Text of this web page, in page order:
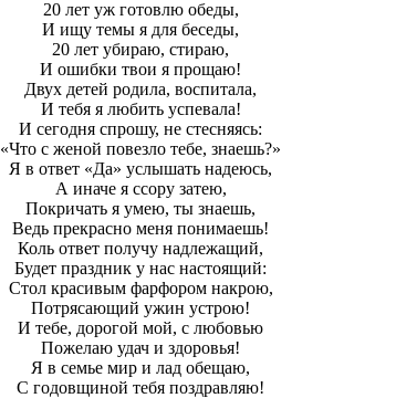
20 лет уж готовлю обеды,
И ищу темы я для беседы,
20 лет убираю, стираю,
И ошибки твои я прощаю!
Двух детей родила, воспитала,
И тебя я любить успевала!
И сегодня спрошу, не стесняясь:
«Что с женой повезло тебе, знаешь?»
Я в ответ «Да» услышать надеюсь,
А иначе я ссору затею,
Покричать я умею, ты знаешь,
Ведь прекрасно меня понимаешь!
Коль ответ получу надлежащий,
Будет праздник у нас настоящий:
Стол красивым фарфором накрою,
Потрясающий ужин устрою!
И тебе, дорогой мой, с любовью
Пожелаю удач и здоровья!
Я в семье мир и лад обещаю,
С годовщиной тебя поздравляю!